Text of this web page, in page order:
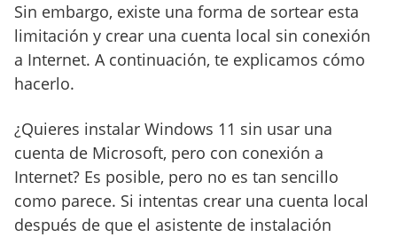
Sin embargo, existe una forma de sortear esta
limitación y crear una cuenta local sin conexión
a Internet. A continuación, te explicamos cómo
hacerlo.
¿Quieres instalar Windows 11 sin usar una
cuenta de Microsoft, pero con conexión a
Internet? Es posible, pero no es tan sencillo
como parece. Si intentas crear una cuenta local
después de que el asistente de instalación